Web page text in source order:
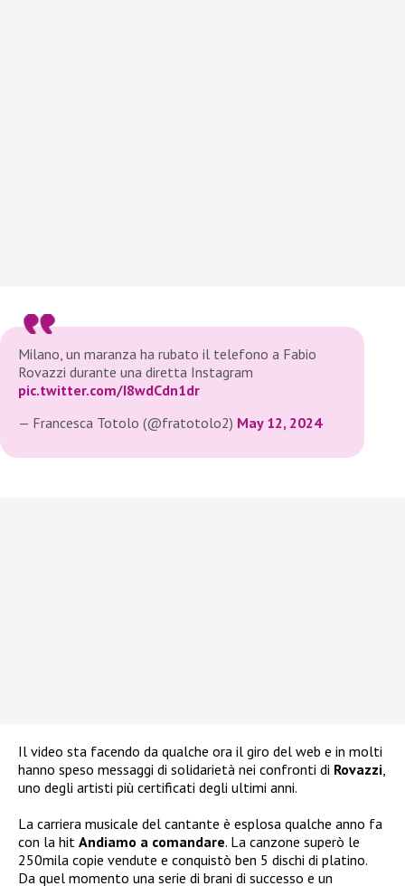
Milano, un maranza ha rubato il telefono a Fabio
Rovazzi durante una diretta Instagram
pic.twitter.com/I8wdCdn1dr
— Francesca Totolo (@fratotolo2) May 12, 2024
Il video sta facendo da qualche ora il giro del web e in molti
hanno speso messaggi di solidarietà nei confronti di Rovazzi,
uno degli artisti più certificati degli ultimi anni.
La carriera musicale del cantante è esplosa qualche anno fa
con la hit Andiamo a comandare. La canzone superò le
250mila copie vendute e conquistò ben 5 dischi di platino.
Da quel momento una serie di brani di successo e un